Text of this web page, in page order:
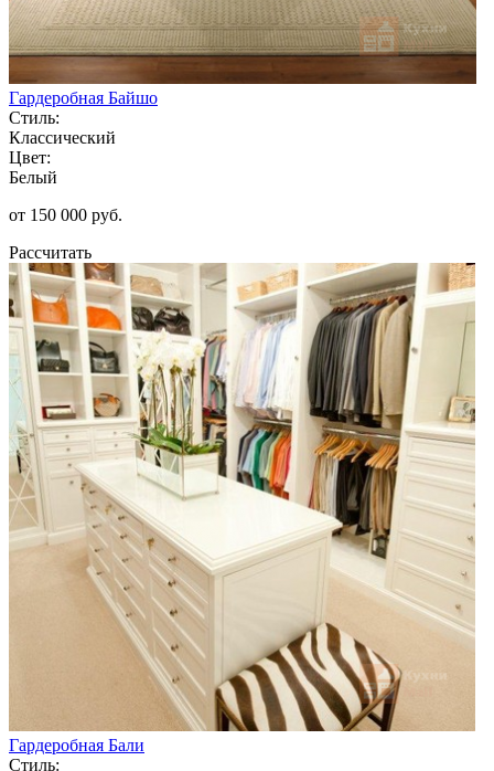
Гардеробная Байшо
Стиль:
Классический
Цвет:
Белый
от 150 000 руб.
Рассчитать
Гардеробная Бали
Стиль: